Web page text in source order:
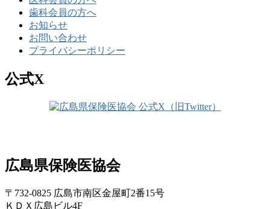
歯科会員の方へ
お知らせ
お問い合わせ
プライバシーポリシー
公式X
広島県保険医協会
〒732-0825 広島市南区金屋町2番15号
ＫＤＸ広島ビル4F